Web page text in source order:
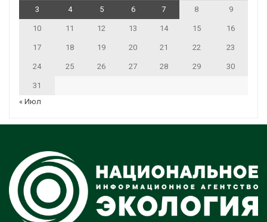
3 4 5 6 7 8 9
10 11 12 13 14 15 16
17 18 19 20 21 22 23
24 25 26 27 28 29 30
31
« Июл